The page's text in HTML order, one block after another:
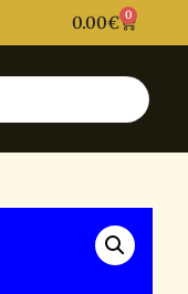
0.00€ 0